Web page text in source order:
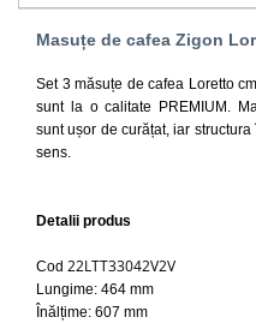
Lavoare pe blat
Lavoare sub blat
Lavoare pe mobilier
Lavoare incastrabile
Lavoare
Vase WC
Vase WC stative
Masuțe de cafea Zigon
Set 3 măsuțe de cafea Loretto
sunt la o calitate PREMIUM.
sunt ușor de curățat, iar
sens.
Detalii produs
Cod 22LTT33042V2V
Lungime: 464 mm
Înălțime: 607 mm